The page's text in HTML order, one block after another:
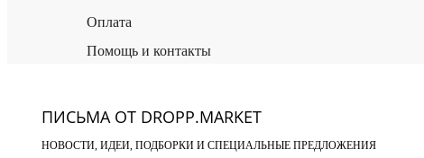
Оплата
Помощь и контакты
ПИСЬМА ОТ DROPP.MARKET
НОВОСТИ, ИДЕИ, ПОДБОРКИ И СПЕЦИАЛЬНЫЕ ПРЕДЛОЖЕНИЯ